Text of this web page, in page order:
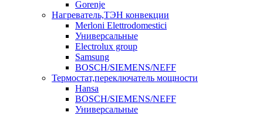
Gorenje
Нагреватель,ТЭН конвекции
Merloni Elettrodomestici
Универсальные
Electrolux group
Samsung
BOSCH/SIEMENS/NEFF
Термостат,переключатель мощности
Hansa
BOSCH/SIEMENS/NEFF
Универсальные